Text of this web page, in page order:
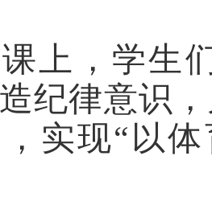
上，学生
纪律意识
实现“以